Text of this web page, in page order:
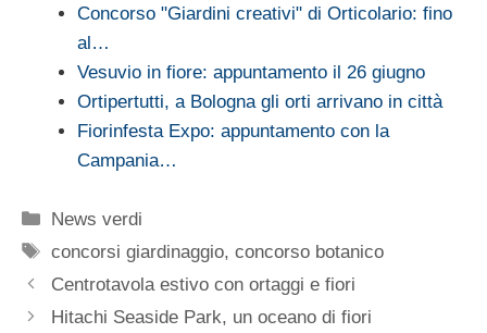
Concorso "Giardini creativi" di Orticolario: fino
al…
Vesuvio in fiore: appuntamento il 26 giugno
Ortipertutti, a Bologna gli orti arrivano in città
Fiorinfesta Expo: appuntamento con la
Campania…
Categorie
News verdi
Tag
concorsi giardinaggio,concorso botanico
Centrotavola estivo con ortaggi e fiori
Hitachi Seaside Park, un oceano di fiori